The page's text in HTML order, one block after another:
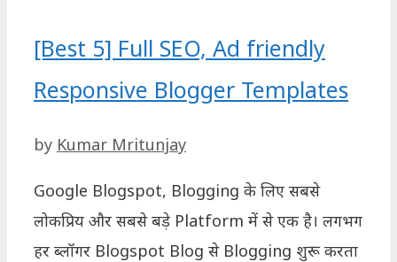
[Best 5] Full SEO, Ad friendly
Responsive Blogger Templates
by Kumar Mritunjay
Google Blogspot, Blogging के लिए सबसे
लोकप्रिय और सबसे बड़े Platform में से एक है। लगभग
हर ब्लॉगर Blogspot Blog से Blogging शुरू करता